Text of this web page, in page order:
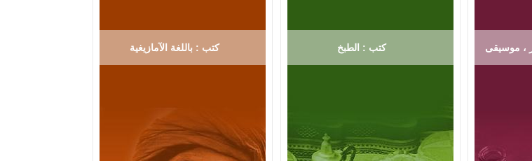
كتب : باللغة الآمازيغية كتب : الطبخ